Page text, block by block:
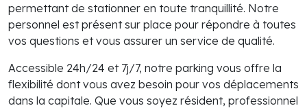
permettant de stationner en toute tranquillité. Notre
personnel est présent sur place pour répondre à toutes
vos questions et vous assurer un service de qualité.
Accessible 24h/24 et 7j/7, notre parking vous offre la
flexibilité dont vous avez besoin pour vos déplacements
dans la capitale. Que vous soyez résident, professionnel